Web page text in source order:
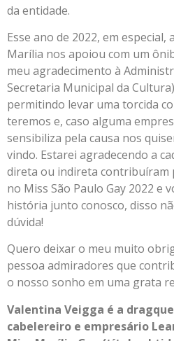
da entidade.
Esse ano de 2022, em
Marília nos apoiou com um
meu agradecimento à
Secretaria Municipal da
permitindo levar uma torcida
teremos e, caso alguma
sensibiliza pela causa nos
vindo. Estarei agradecendo a
direta ou indireta contribuíram
no Miss São Paulo Gay 2022 e
história junto conosco, disso
dúvida!
Quero deixar o meu muito
pessoa admiradores que
o nosso sonho em uma grata
Valentina Veigga é a
cabelereiro e empresário